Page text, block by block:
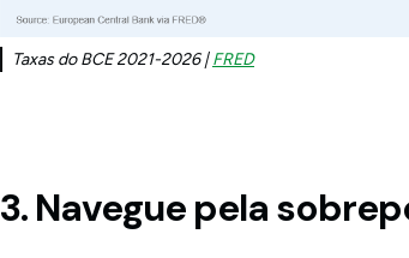
Taxas do BCE 2021-2026 |FRED
3. Navegue pela